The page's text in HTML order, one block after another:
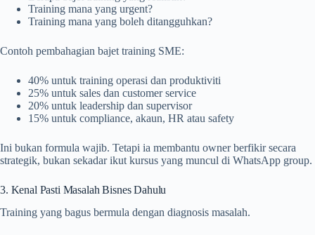
Training mana yang urgent?
Training mana yang boleh ditangguhkan?
Contoh pembahagian bajet training SME:
40% untuk training operasi dan produktiviti
25% untuk sales dan customer service
20% untuk leadership dan supervisor
15% untuk compliance, akaun, HR atau safety
Ini bukan formula wajib. Tetapi ia membantu owner berfikir secara
strategik, bukan sekadar ikut kursus yang muncul di WhatsApp group.
3. Kenal Pasti Masalah Bisnes Dahulu
Training yang bagus bermula dengan diagnosis masalah.